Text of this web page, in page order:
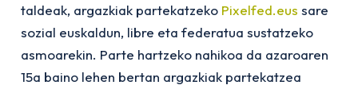
taldeak, argazkiak partekatzeko Pixelfed.eus sare
sozial euskaldun, libre eta federatua sustatzeko
asmoarekin. Parte hartzeko nahikoa da azaroaren
15a baino lehen bertan argazkiak partekatzea